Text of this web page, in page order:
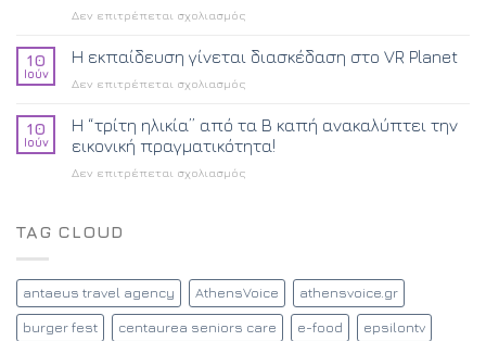
πραγματικότητα
Δεν επιτρέπεται σχολιασμός
οδήγηση
στο
YAMAHA
10
Ιούν
Η εκπαίδευση γίνεται διασκέδαση στο VR Planet
Δεν επιτρέπεται σχολιασμός
εκπαίδευση
γίνεται
διασκέδαση
10
Ιούν
Η “τρίτη ηλικία” από τα Β καπή ανακαλύπτει την
εικονική πραγματικότητα!
Δεν επιτρέπεται σχολιασμός
Β
καπή
ανακαλύπτει
TAG CLOUD
antaeus travel agency AthensVoice athensvoice.gr
burger fest centaurea seniors care e-food epsilontv